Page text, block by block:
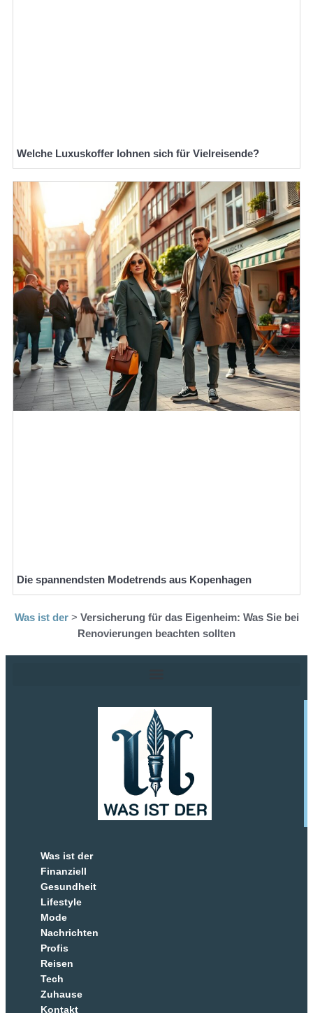
Welche Luxuskoffer lohnen sich für Vielreisende?
Die spannendsten Modetrends aus Kopenhagen
Was ist der> Versicherung für das Eigenheim: Was Sie bei
Renovierungen beachten sollten
Was ist der
Finanziell
Gesundheit
Lifestyle
Mode
Nachrichten
Profis
Reisen
Tech
Zuhause
Kontakt